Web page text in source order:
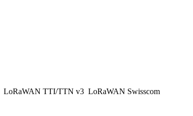
LoRaWAN TTI/TTN v3 LoRaWAN Swisscom